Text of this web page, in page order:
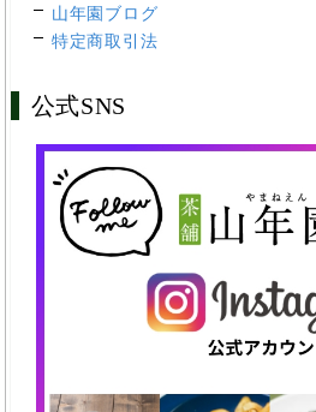
山年園ブログ
特定商取引法
公式SNS